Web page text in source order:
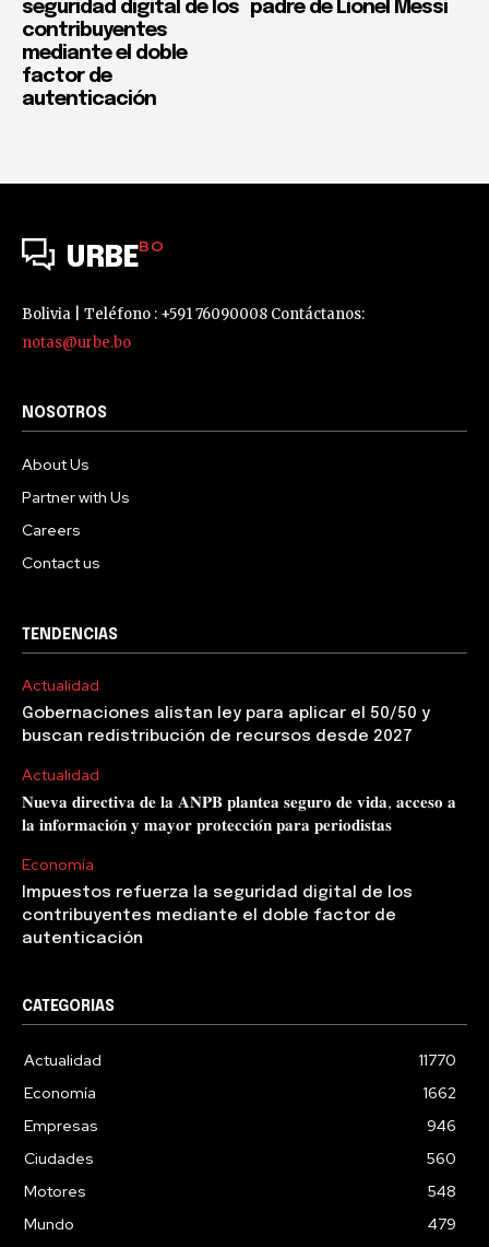
seguridad digital de los
contribuyentes
mediante el doble
factor de
autenticación
padre de Lionel Messi
URBEBO
Bolivia | Teléfono : +591 76090008 Contáctanos:
notas@urbe.bo
NOSOTROS
About Us
Partner with Us
Careers
Contact us
TENDENCIAS
Actualidad
Gobernaciones alistan ley para aplicar el 50/50 y
buscan redistribución de recursos desde 2027
Actualidad
𝐍𝐮𝐞𝐯𝐚 𝐝𝐢𝐫𝐞𝐜𝐭𝐢𝐯𝐚 𝐝𝐞 𝐥𝐚 𝐀𝐍𝐏𝐁 𝐩𝐥𝐚𝐧𝐭𝐞𝐚 𝐬𝐞𝐠𝐮𝐫𝐨 𝐝𝐞 𝐯𝐢𝐝𝐚, 𝐚𝐜𝐜𝐞𝐬𝐨 𝐚
𝐥𝐚 𝐢𝐧𝐟𝐨𝐫𝐦𝐚𝐜𝐢𝐨́𝐧 𝐲 𝐦𝐚𝐲𝐨𝐫 𝐩𝐫𝐨𝐭𝐞𝐜𝐜𝐢𝐨́𝐧 𝐩𝐚𝐫𝐚 𝐩𝐞𝐫𝐢𝐨𝐝𝐢𝐬𝐭𝐚𝐬
Economía
Impuestos refuerza la seguridad digital de los
contribuyentes mediante el doble factor de
autenticación
CATEGORIAS
Actualidad
11770
Economía
1662
Empresas
946
Ciudades
560
Motores
548
Mundo
479